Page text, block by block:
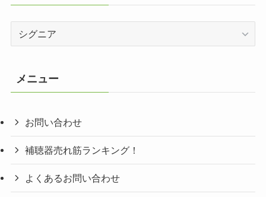
メニュー
お問い合わせ
補聴器売れ筋ランキング！
よくあるお問い合わせ